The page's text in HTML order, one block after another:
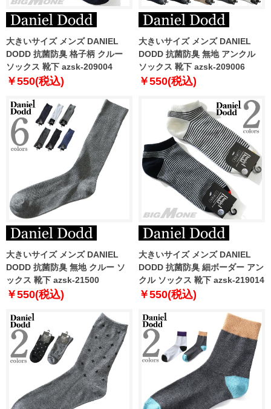
大きいサイズ メンズ DANIEL
DODD 抗菌防臭 格子柄 クルー
ソックス 靴下 azsk-209004
￥550(税込)
大きいサイズ メンズ DANIEL
DODD 抗菌防臭 無地 アンクル
ソックス 靴下 azsk-209006
￥550(税込)
大きいサイズ メンズ DANIEL
DODD 抗菌防臭 無地 クルー ソ
ックス 靴下 azsk-21500
￥550(税込)
大きいサイズ メンズ DANIEL
DODD 抗菌防臭 細ボーダー アン
クル ソックス 靴下 azsk-219014
￥550(税込)